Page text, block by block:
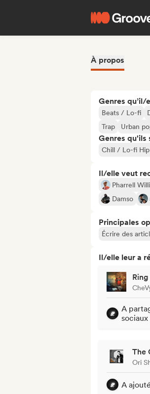
À propos
Genres qu’il/
Beats / Lo-fi
Trap
Urban
Genres qu'ils
Chill / Lo-fi
Il/elle veut
Pharrell
Damso
Principales
Écrire des
Il/elle leur a
A
sociaux
The
Ori
A